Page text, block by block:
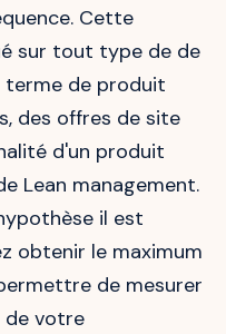
Cette
sur tout type de de
terme de produit
des offres de site
d'un produit
Lean management.
il est
obtenir le maximum
de mesurer
votre